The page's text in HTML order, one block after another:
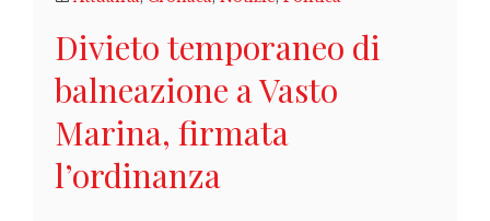
Divieto temporaneo di
balneazione a Vasto
Marina, firmata
l’ordinanza